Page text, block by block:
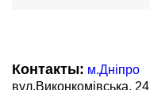
Контакты: м.Дніпро
вул.Виконкомівська, 24